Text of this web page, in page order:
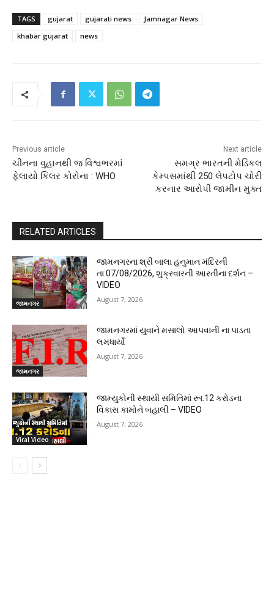
TAGS gujarat gujarati news
Jamnagar News
khabar gujarat
news
Previous article
ચીનના વુહાનથી જ વિશ્વભરમાં
ફેલાયો કિલર કોરોના : WHO
Next article
સમગ્ર ભારતની મેડિકલ
કેમ્પસમાંથી 250 લેપટોપ ચોરી
કરનાર આરોપી જામીન મુક્ત
RELATED ARTICLES
જામનગર
જામનગરના શ્રી બાલા હનુમાન મંદિરની
તા.07/08/2026, શુક્રવારની આરતીના દર્શન –
VIDEO
August 7, 2026
જામનગર
જામનગરમાં યુવાને મસાલો આપવાની ના પાડતા
લમધાર્યો
August 7, 2026
Viral Video
જામ્યુકોની સ્થાયી સમિતિમાં રૂા.12 કરોડના
વિકાસ કામોને બહાલી – VIDEO
August 7, 2026